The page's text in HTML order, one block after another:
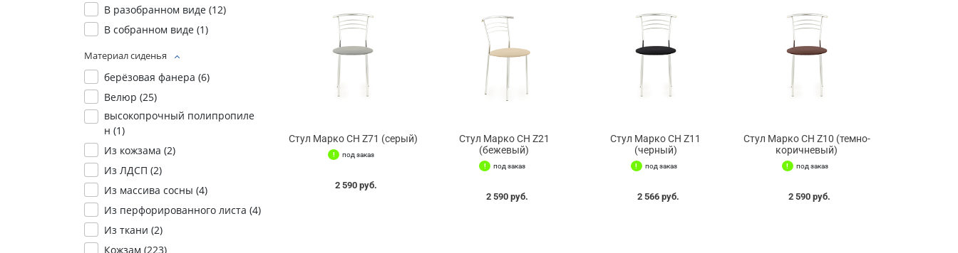
В разобранном виде (12)
В собранном виде (1)
Материал сиденья
берёзовая фанера (6)
Велюр (25)
высокопрочный полипропиле
н (1)
Из кожзама (2)
Из ЛДСП (2)
Из массива сосны (4)
Из перфорированного листа (4)
Из ткани (2)
Кожзам (223)
Стул Марко СН Z71 (серый)
под заказ
2 590 руб.
Стул Марко СН Z21
(бежевый)
под заказ
2 590 руб.
Стул Марко СН Z11
(черный)
под заказ
2 566 руб.
Стул Марко СН Z10 (темно-
коричневый)
под заказ
2 590 руб.